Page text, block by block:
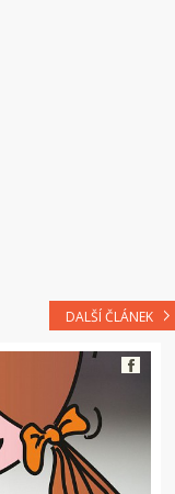
DALŠÍ ČLÁNEK